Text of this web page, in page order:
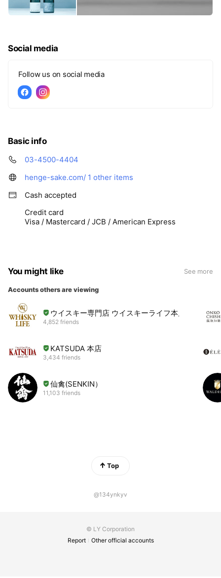
Social media
Follow us on social media
Basic info
03-4500-4404
henge-sake.com/ 1 other items
Cash accepted
Credit card
Visa / Mastercard / JCB / American Express
You might like See more
Accounts others are viewing
ウイスキー専門店 ウイスキーライフ本店
4,852 friends
KATSUDA 本店
3,434 friends
仙禽(SENKIN）
11,103 friends
Top
@134ynkyv
© LY Corporation
Report
Other official accounts